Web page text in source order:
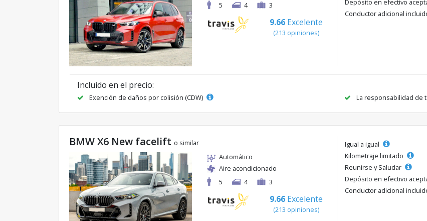
5
4 3
9.66 Excelente
(213 opiniones)
Depósito en efectivo
Conductor adicional
Incluido en el precio:
Exención de daños por colisión (CDW) La responsabilidad de
BMW X6 New facelift o similar
Automático
Aire acondicionado
5
4 3
9.66 Excelente
(213 opiniones)
Igual a igual
Kilometraje limitado
Reunirse y Saludar
Depósito en efectivo
Conductor adicional